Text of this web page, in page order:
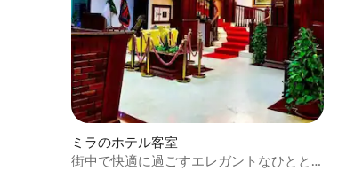
ミラのホテル客室
街中で快適に過ごすエレガントなひとと